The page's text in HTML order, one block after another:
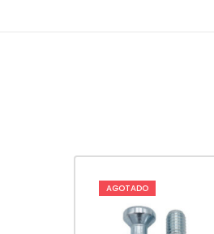
AGOTADO